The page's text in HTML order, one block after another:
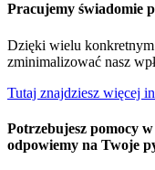
Pracujemy świadomie
Dzięki wielu konkretnym
zminimalizować nasz
Tutaj znajdziesz więcej
Potrzebujesz pomocy
odpowiemy na Twoje